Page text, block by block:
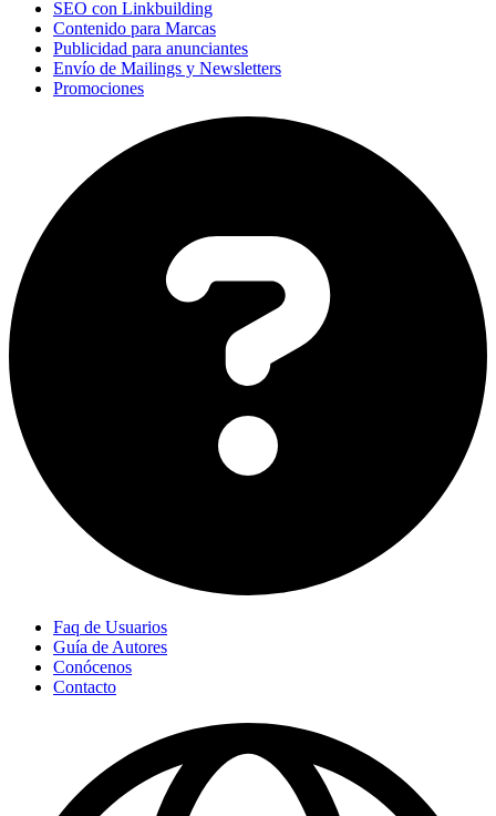
SEO con Linkbuilding
Contenido para Marcas
Publicidad para anunciantes
Envío de Mailings y Newsletters
Promociones
Faq de Usuarios
Guía de Autores
Conócenos
Contacto